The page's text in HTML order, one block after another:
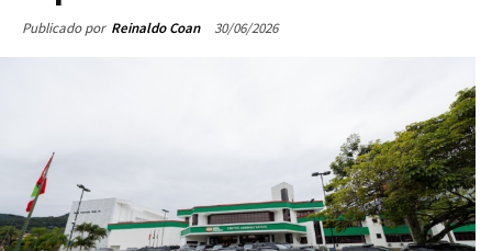
Publicado por Reinaldo Coan 30/06/2026